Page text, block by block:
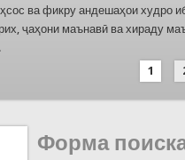
номинатсияи “Роҳи абрешим:
ҷумҳуриҳои Қазоқистон,
хоҳад шуд
1
Форма